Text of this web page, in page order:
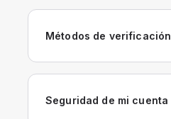
Métodos de verificación
Seguridad de mi cuenta